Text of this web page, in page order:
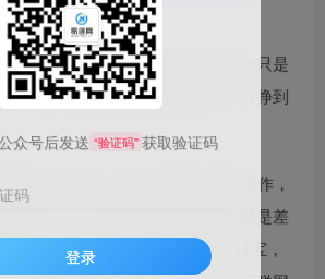
大多数人忽视的平台，很多人以为只是
，殊不知很多人已经通过这个平台挣到
份证，支付宝，1台手机就可以操作，
己货源，没有就做无货源，挣得就是差
10000。一个人可以注册3个支付宝，
众号后发送 “验证码” 获取验证码
码
登录